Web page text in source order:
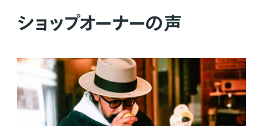
ショップオーナーの声